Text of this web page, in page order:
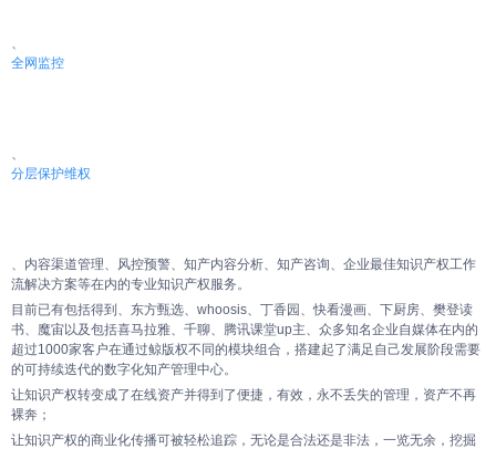
全网监控
分层保护维权
、内容渠道管理、风控预警、知产内容分析、知产咨询、企业最佳知识产权工作
流解决方案等在内的专业知识产权服务。
目前已有包括得到、东方甄选、whoosis、丁香园、快看漫画、下厨房、樊登读
书、魔宙以及包括喜马拉雅、千聊、腾讯课堂up主、众多知名企业自媒体在内的
超过1000家客户在通过鲸版权不同的模块组合，搭建起了满足自己发展阶段需要
的可持续迭代的数字化知产管理中心。
让知识产权转变成了在线资产并得到了便捷，有效，永不丢失的管理，资产不再
裸奔；
让知识产权的商业化传播可被轻松追踪，无论是合法还是非法，一览无余，挖掘